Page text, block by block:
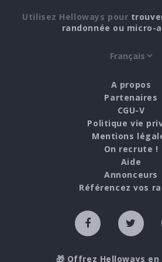
Utilisez Helloways pour
randonnée ou micro-
A propos
Partenaires
CGU-V
Politique vie
Mentions
On recrute !
Aide
Annonceurs
Référencez vos
🎁 Offrez Helloways en